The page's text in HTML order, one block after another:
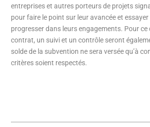
entreprises et autres porteurs de projets
pour faire le point sur leur avancée et essayer
progresser dans leurs engagements. Pour ce
contrat, un suivi et un contrôle seront
solde de la subvention ne sera versée qu’à
critères soient respectés.